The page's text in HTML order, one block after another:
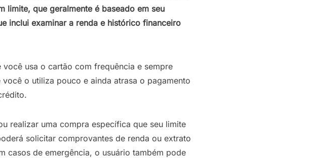
limite, que geralmente é baseado em seu
inclui examinar a renda e histórico financeiro
usa o cartão com frequência e sempre
o utiliza pouco e ainda atrasa o pagamento
realizar uma compra específica que seu limite
solicitar comprovantes de renda ou extrato
casos de emergência, o usuário também pode